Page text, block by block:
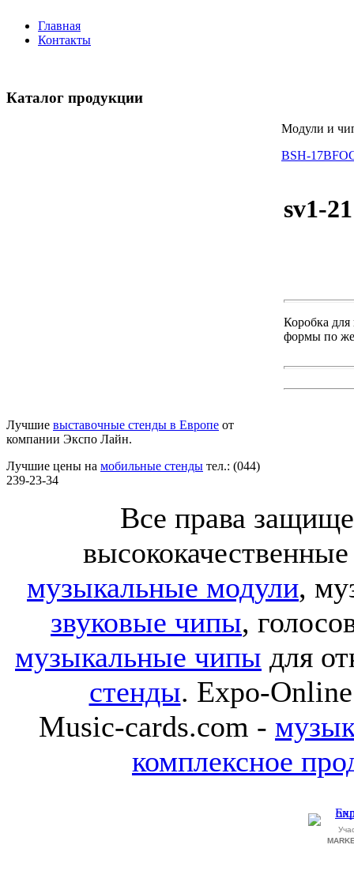
Главная
Контакты
Каталог продукции
Лучшие выставочные стенды в Европе от
компании Экспо Лайн.
Лучшие цены на мобильные стенды тел.: (044)
239-23-34
Модули и
BSH-17
sv1-21
Коробка
формы по
Все права
музыкальные модули,
звуковые чипы,
музыкальные чипы для
стенды. Expo-
Music-cards.com -
комплексное